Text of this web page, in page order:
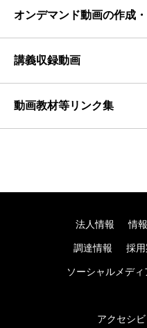
オンデマンド動画の作成
講義収録動画
動画教材等リンク集
法人情報 情
調達情報 採
ソーシャルメデ
アクセシ